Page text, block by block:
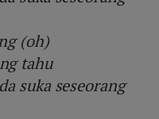
(oh)
tahu
suka seseorang